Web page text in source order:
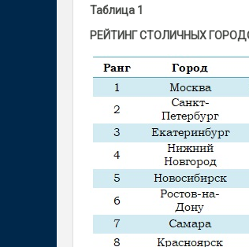
Таблица 1
РЕЙТИНГ СТОЛИЧНЫХ